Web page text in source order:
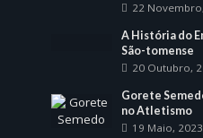
22
A História do
São-tomense
20 Outubro,
Gorete
no Atletismo
19 Maio, 2023